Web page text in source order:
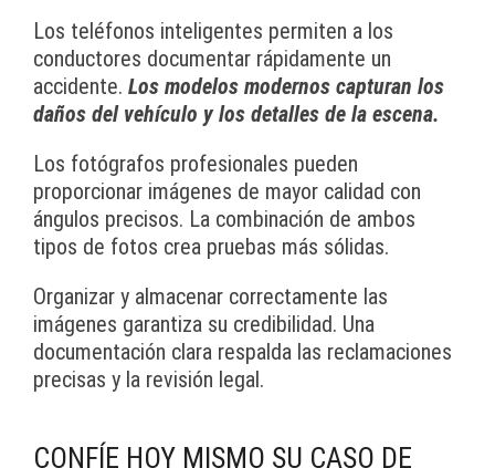
Los teléfonos inteligentes permiten a los
conductores documentar rápidamente un
accidente. Los modelos modernos capturan los
daños del vehículo y los detalles de la escena.
Los fotógrafos profesionales pueden
proporcionar imágenes de mayor calidad con
ángulos precisos. La combinación de ambos
tipos de fotos crea pruebas más sólidas.
Organizar y almacenar correctamente las
imágenes garantiza su credibilidad. Una
documentación clara respalda las reclamaciones
precisas y la revisión legal.
CONFÍE HOY MISMO SU CASO DE